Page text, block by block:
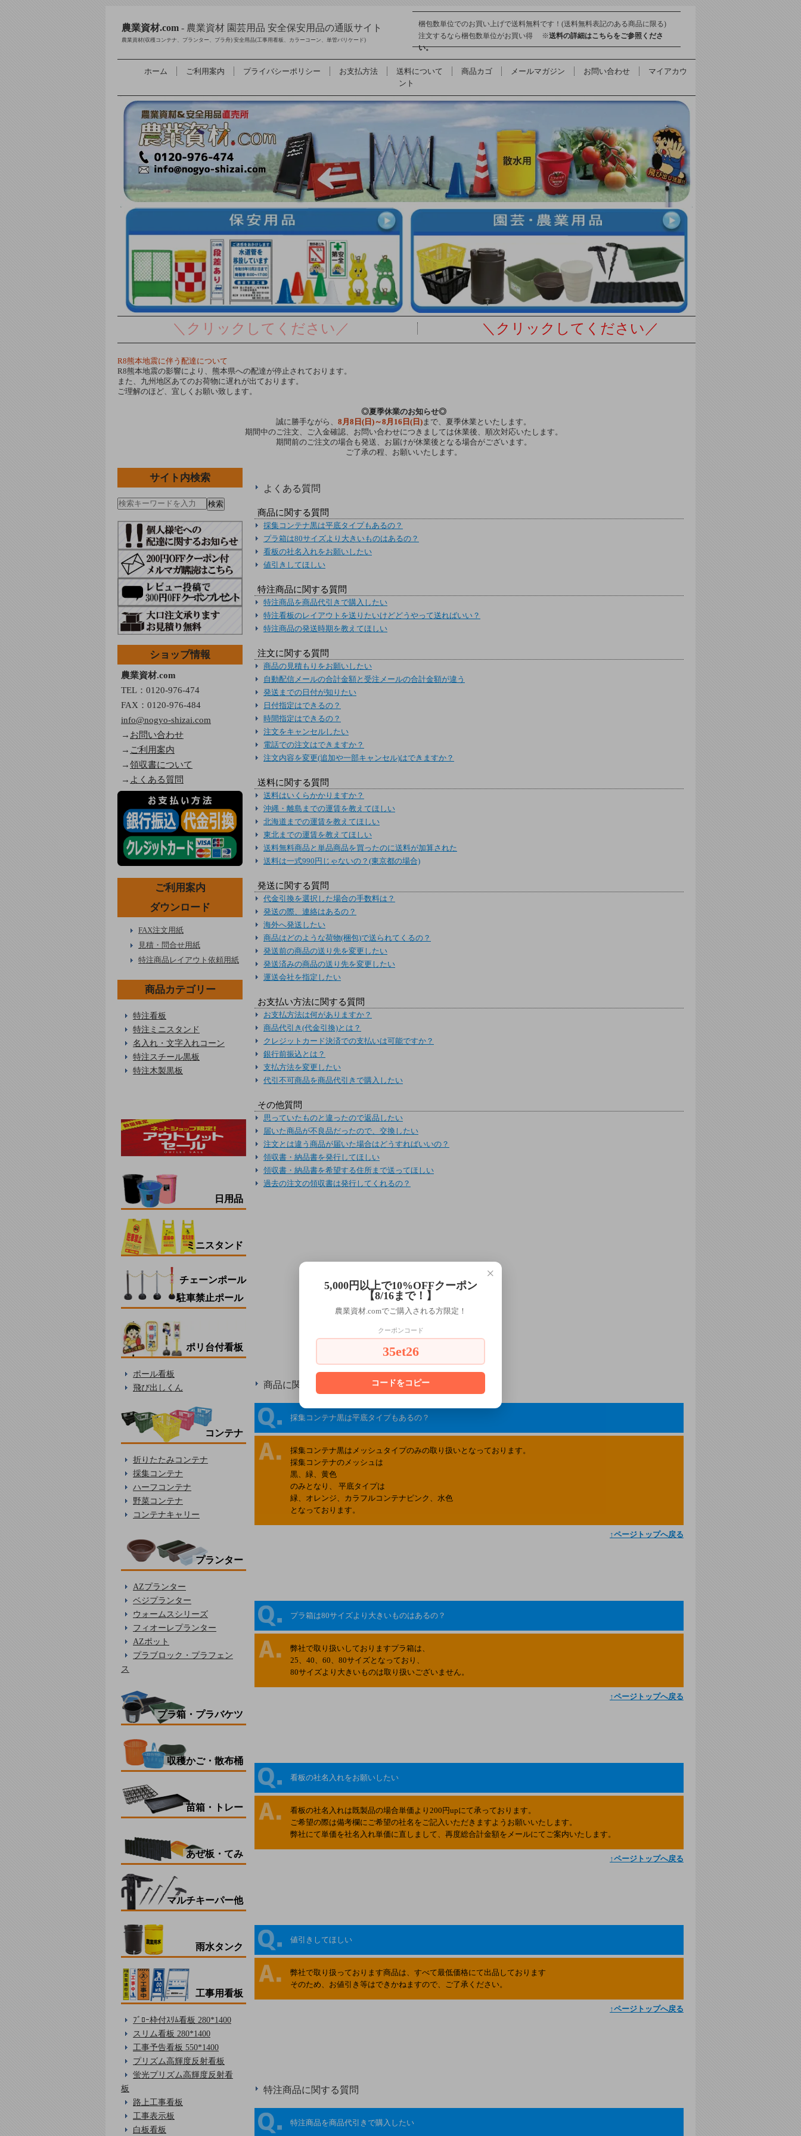
農業資材.com - 農業資材 園芸用品 安全保安用品の通販サイト
農業資材(収穫コンテナ、プランター、プラ舟) 安全用品(工事用看板、カラーコーン、単管バリケード)
梱包数単位でのお買い上げで送料無料です！(送料無料表記のある商品に限る)
注文するなら梱包数単位がお買い得 ※送料の詳細はこちらをご参照くださ
い。
ホーム ご利用案内 プライバシーポリシー お支払方法 送料について 商品カゴ メールマガジン お問い合わせ
マイアカウ
ント
＼クリックしてください／ ＼クリックしてください／
R8熊本地震に伴う配達について
R8熊本地震の影響により、熊本県への配達が停止されております。
また、九州地区あてのお荷物に遅れが出ております。
ご理解のほど、宜しくお願い致します。
◎夏季休業のお知らせ◎
誠に勝手ながら、 8月8日(日)～8月16日(日)まで、夏季休業といたします。
期間中のご注文、ご入金確認、お問い合わせにつきましては休業後、順次対応いたします。
期間前のご注文の場合も発送、お届けが休業後となる場合がございます。
ご了承の程、お願いいたします。
サイト内検索
検索
ショップ情報
農業資材.com
TEL： 0120-976-474
FAX：0120-976-484
info@nogyo-shizai.com
→ お問い合わせ
→ ご利用案内
→領収書について
→ よくある質問
ご利用案内
ダウンロード
FAX注文用紙
見積・問合せ用紙
特注商品レイアウト依頼用紙
商品カテゴリー
特注看板
特注ミニスタンド
名入れ・文字入れコーン
特注スチール黒板
特注木製黒板
日用品
ミニスタンド
チェーンポール
駐車禁止ポール
ポリ台付看板
ポール看板
飛び出しくん
コンテナ
折りたたみコンテナ
採集コンテナ
ハーフコンテナ
野菜コンテナ
コンテナキャリー
プランター
AZプランター
ベジプランター
ウォームスシリーズ
フィオーレプランター
AZポット
プラブロック・プラフェン
ス
プラ箱・プラバケツ
収穫かご・散布桶
苗箱・トレー
あぜ板・てみ
マルチキーパー他
雨水タンク
工事用看板
ﾌﾞﾛｰ枠付ｽﾘﾑ看板 280*1400
スリム看板 280*1400
工事予告看板 550*1400
プリズム高輝度反射看板
蛍光プリズム高輝度反射看
板
路上工事看板
工事表示板
白板看板
よくある質問
商品に関する質問
採集コンテナ黒は平底タイプもあるの？
プラ箱は80サイズより大きいものはあるの？
看板の社名入れをお願いしたい
値引きしてほしい
特注商品に関する質問
特注商品を商品代引きで購入したい
特注看板のレイアウトを送りたいけどどうやって送ればいい？
特注商品の発送時期を教えてほしい
注文に関する質問
商品の見積もりをお願いしたい
自動配信メールの合計金額と受注メールの合計金額が違う
発送までの日付が知りたい
日付指定はできるの？
時間指定はできるの？
注文をキャンセルしたい
電話での注文はできますか？
注文内容を変更(追加や一部キャンセル)はできますか？
送料に関する質問
送料はいくらかかりますか？
沖縄・離島までの運賃を教えてほしい
北海道までの運賃を教えてほしい
東北までの運賃を教えてほしい
送料無料商品と単品商品を買ったのに送料が加算された
送料は一式990円じゃないの？(東京都の場合)
発送に関する質問
代金引換を選択した場合の手数料は？
発送の際、連絡はあるの？
海外へ発送したい
商品はどのような荷物(梱包)で送られてくるの？
発送前の商品の送り先を変更したい
発送済みの商品の送り先を変更したい
運送会社を指定したい
お支払い方法に関する質問
お支払方法は何がありますか？
商品代引き(代金引換)とは？
クレジットカード決済での支払いは可能ですか？
銀行前振込とは？
支払方法を変更したい
代引不可商品を商品代引きで購入したい
その他質問
思っていたものと違ったので返品したい
届いた商品が不良品だったので、交換したい
注文とは違う商品が届いた場合はどうすればいいの？
領収書・納品書を発行してほしい
領収書・納品書を希望する住所まで送ってほしい
過去の注文の領収書は発行してくれるの？
商品に関する質問
採集コンテナ黒は平底タイプもあるの？
採集コンテナ黒はメッシュタイプのみの取り扱いとなっております。
採集コンテナのメッシュは
黒、緑、黄色
のみとなり、 平底タイプは
緑、オレンジ、カラフルコンテナピンク、水色
となっております。
↑ページトップへ戻る
プラ箱は80サイズより大きいものはあるの？
弊社で取り扱いしておりますプラ箱は、
25、40、60、80サイズとなっており、
80サイズより大きいものは取り扱いございません。
↑ページトップへ戻る
看板の社名入れをお願いしたい
看板の社名入れは既製品の場合単価より200円upにて承っております。
ご希望の際は備考欄にご希望の社名をご記入いただきますようお願いいたします。
弊社にて単価を社名入れ単価に直しまして、再度総合計金額をメールにてご案内いたします。
↑ページトップへ戻る
値引きしてほしい
弊社で取り扱っております商品は、すべて最低価格にて出品しております
そのため、お値引き等はできかねますので、ご了承ください。
↑ページトップへ戻る
特注商品に関する質問
特注商品を商品代引きで購入したい
×
5,000円以上で10%OFFクーポン
【8/16まで！】
農業資材.comでご購入される方限定！
クーポンコード
35et26
コードをコピー